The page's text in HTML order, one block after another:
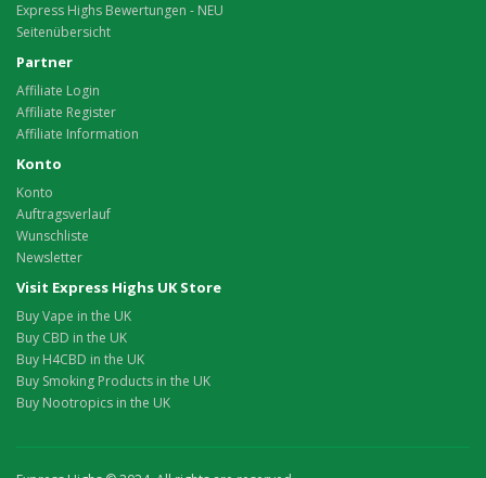
Express Highs Bewertungen - NEU
Seitenübersicht
Partner
Affiliate Login
Affiliate Register
Affiliate Information
Konto
Konto
Auftragsverlauf
Wunschliste
Newsletter
Visit Express Highs UK Store
Buy Vape in the UK
Buy CBD in the UK
Buy H4CBD in the UK
Buy Smoking Products in the UK
Buy Nootropics in the UK